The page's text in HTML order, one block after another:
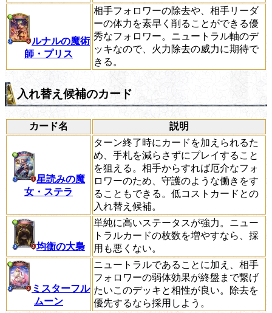
ルナルの魔術
師・プリス
相手フォロワーの除去や、相手リーダ
ーの体力を素早く削ることができる優
秀なフォロワー。ニュートラル軸のデ
ッキなので、火力除去の威力に期待で
きる。
入れ替え候補のカード
カード名 説明
星読みの魔
女・ステラ
ターン終了時にカードを加えられるた
め、手札を減らさずにプレイすること
を狙える。相手からすれば厄介なフォ
ロワーのため、守護のような働きをす
ることもできる。低コストカードとの
入れ替え候補。
均衡の大梟
単純に高いステータスが強力。ニュー
トラルカードの枚数を増やすなら、採
用も悪くない。
ミスターフル
ムーン
ニュートラルであることに加え、相手
フォロワーの弱体効果が終盤まで繋げ
たいこのデッキと相性が良い。除去を
優先するなら採用しよう。